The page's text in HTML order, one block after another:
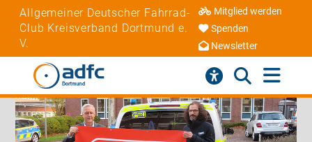
Allgemeiner Deutscher Fahrrad-
Club Kreisverband Dortmund e.
V.
Mitglied werden
Spenden
Newsletter